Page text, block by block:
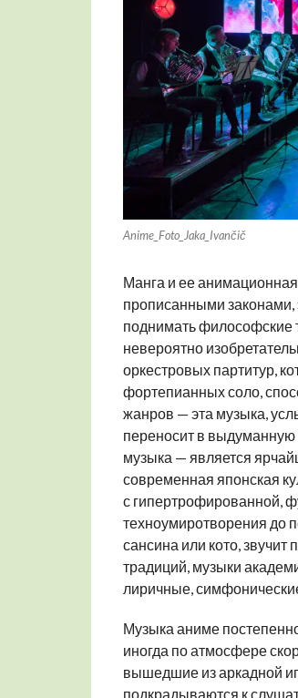
Anime_Foto_Jaka_Ivančič
Манга и ее
прописанными
поднимать философские
невероятно
оркестровых партитур,
фортепианных соло,
жанров — эта музыка,
переносит в
музыка — является
современная японская
с гипертрофированной,
техноумиротворения до
сансина или кото,
традиций, музыки
лиричные,
Музыка аниме
иногда по атмосфере
вышедшие из аркадной
подкрадываются к